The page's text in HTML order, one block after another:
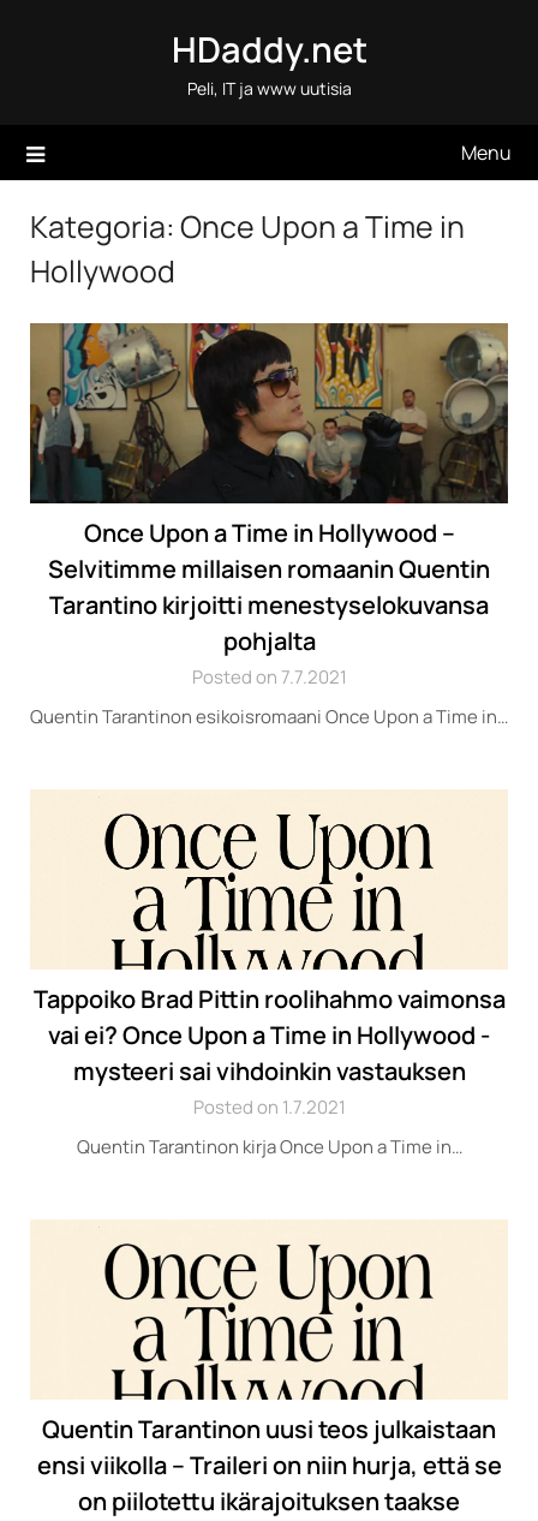
HDaddy.net
Peli, IT ja www uutisia
Menu
Kategoria: Once Upon a Time in
Hollywood
Once Upon a Time in Hollywood –
Selvitimme millaisen romaanin Quentin
Tarantino kirjoitti menestyselokuvansa
pohjalta
Posted on 7.7.2021
Quentin Tarantinon esikoisromaani Once Upon a Time in…
Tappoiko Brad Pittin roolihahmo vaimonsa
vai ei? Once Upon a Time in Hollywood -
mysteeri sai vihdoinkin vastauksen
Posted on 1.7.2021
Quentin Tarantinon kirja Once Upon a Time in…
Quentin Tarantinon uusi teos julkaistaan
ensi viikolla – Traileri on niin hurja, että se
on piilotettu ikärajoituksen taakse